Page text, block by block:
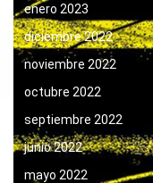
enero 2023
diciembre 2022
noviembre 2022
octubre 2022
septiembre 2022
junio 2022
mayo 2022